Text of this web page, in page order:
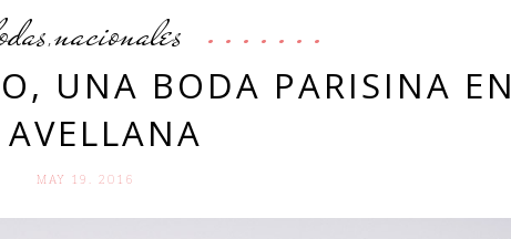
,nacionales
UNA BODA PARISINA EN
AVELLANA
MAY 19. 2016